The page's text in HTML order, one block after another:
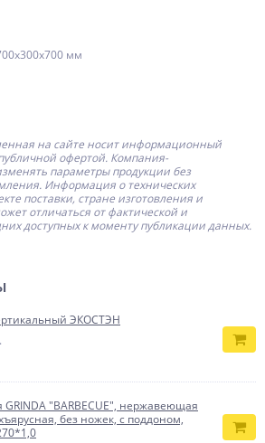
мм
на сайте носит информационный
офертой. Компания-
параметры продукции без
Информация о технических
поставки, стране изготовления и
отличаться от фактической и
доступных к моменту публикации данных.
ЭКОСТЭН
GRINDA ″BARBECUE″, нержавеющая
без ножек, с поддоном,